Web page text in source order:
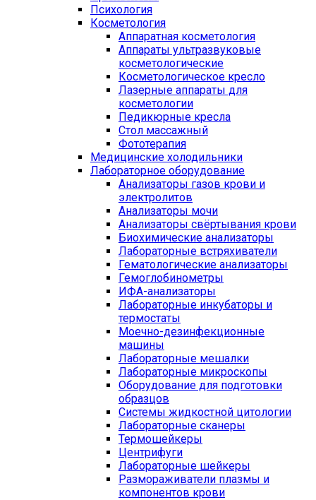
Психология
Косметология
Аппаратная косметология
Аппараты ультразвуковые
косметологические
Косметологическое кресло
Лазерные аппараты для
косметологии
Педикюрные кресла
Стол массажный
Фототерапия
Медицинские холодильники
Лабораторное оборудование
Анализаторы газов крови и
электролитов
Анализаторы мочи
Анализаторы свёртывания крови
Биохимические анализаторы
Лабораторные встряхиватели
Гематологические анализаторы
Гемоглобинометры
ИФА-анализаторы
Лабораторные инкубаторы и
термостаты
Моечно-дезинфекционные
машины
Лабораторные мешалки
Лабораторные микроскопы
Оборудование для подготовки
образцов
Системы жидкостной цитологии
Лабораторные сканеры
Термошейкеры
Центрифуги
Лабораторные шейкеры
Размораживатели плазмы и
компонентов крови